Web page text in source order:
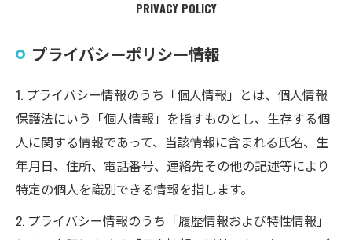
PRIVACY POLICY
プライバシーポリシー情報
1. プライバシー情報のうち「個人情報」とは、個人情報
保護法にいう「個人情報」を指すものとし、生存する個
人に関する情報であって、当該情報に含まれる氏名、生
年月日、住所、電話番号、連絡先その他の記述等により
特定の個人を識別できる情報を指します。
2. プライバシー情報のうち「履歴情報および特性情報」